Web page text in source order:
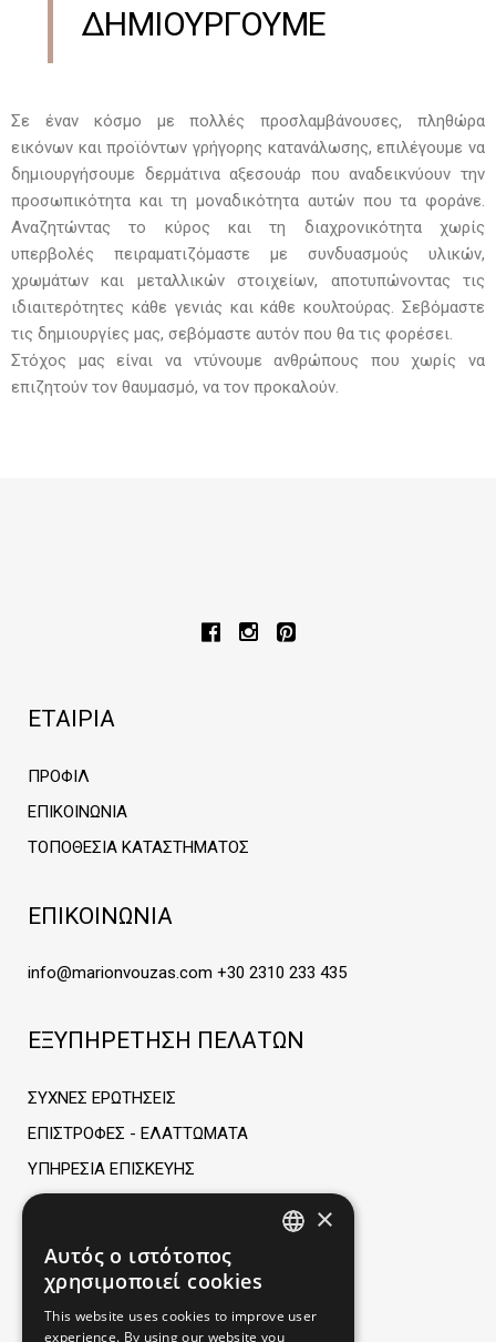
ΔΗΜΙΟΥΡΓΟΥΜΕ
Σε έναν κόσμο με πολλές προσλαμβάνουσες, πληθώρα
εικόνων και προϊόντων γρήγορης κατανάλωσης, επιλέγουμε να
δημιουργήσουμε δερμάτινα αξεσουάρ που αναδεικνύουν την
προσωπικότητα και τη μοναδικότητα αυτών που τα φοράνε.
Αναζητώντας το κύρος και τη διαχρονικότητα χωρίς
υπερβολές πειραματιζόμαστε με συνδυασμούς υλικών,
χρωμάτων και μεταλλικών στοιχείων, αποτυπώνοντας τις
ιδιαιτερότητες κάθε γενιάς και κάθε κουλτούρας. Σεβόμαστε
τις δημιουργίες μας, σεβόμαστε αυτόν που θα τις φορέσει.
Στόχος μας είναι να ντύνουμε ανθρώπους που χωρίς να
επιζητούν τον θαυμασμό, να τον προκαλούν.
ΕΤΑΙΡΙΑ
ΠΡΟΦΙΛ
ΕΠΙΚΟΙΝΩΝΙΑ
ΤΟΠΟΘΕΣΙΑ ΚΑΤΑΣΤΗΜΑΤΟΣ
ΕΠΙΚΟΙΝΩΝΙΑ
info@marionvouzas.com +30 2310 233 435
ΕΞΥΠΗΡΕΤΗΣΗ ΠΕΛΑΤΩΝ
ΣΥΧΝΕΣ ΕΡΩΤΗΣΕΙΣ
ΕΠΙΣΤΡΟΦΕΣ - ΕΛΑΤΤΩΜΑΤΑ
ΥΠΗΡΕΣΙΑ ΕΠΙΣΚΕΥΗΣ
ΟΡΟΙ ΧΡΗΣΗΣ
ΤΡΟΠΟΙ ΠΑΡΑΓΓΕΛΙΑΣ
×
Αυτός ο ιστότοπος
χρησιμοποιεί cookies
This website uses cookies to improve user
experience. By using our website you